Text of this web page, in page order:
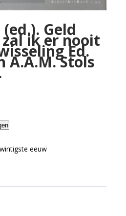
Geld
ik er nooit
Ed.
A.A.M. Stols
eeuw